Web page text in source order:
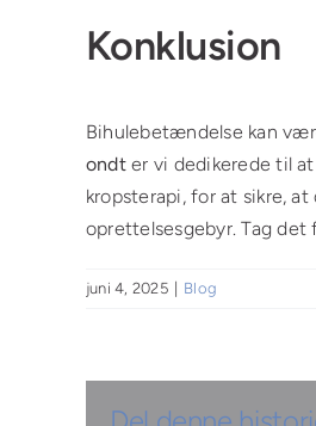
Konklusion
Bihulebetændelse kan
ondter vi dedikerede til at
kropsterapi, for at sikre,
oprettelsesgebyr. Tag
juni 4, 2025 | Blog